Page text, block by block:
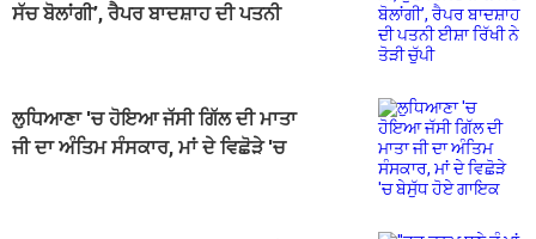
ਸੱਚ ਬੋਲਾਂਗੀ’, ਰੈਪਰ ਬਾਦਸ਼ਾਹ ਦੀ ਪਤਨੀ
ਲੁਧਿਆਣਾ 'ਚ ਹੋਇਆ ਜੱਸੀ ਗਿੱਲ ਦੀ ਮਾਤਾ
ਜੀ ਦਾ ਅੰਤਿਮ ਸੰਸਕਾਰ, ਮਾਂ ਦੇ ਵਿਛੋੜੇ 'ਚ